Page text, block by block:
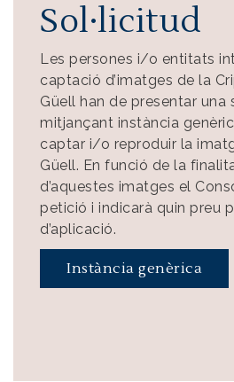
Sol·licitud
Les persones i/o entitats
captació d’imatges de la
Güell han de presentar una
mitjançant instància
captar i/o reproduir la
Güell. En funció de la
d’aquestes imatges el
petició i indicarà quin preu
d’aplicació.
Instància genèrica